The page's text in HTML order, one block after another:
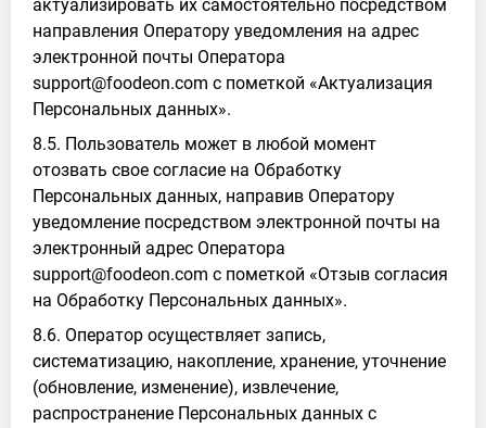
актуализировать их самостоятельно посредством
направления Оператору уведомления на адрес
электронной почты Оператора
support@foodeon.com с пометкой «Актуализация
Персональных данных».
8.5. Пользователь может в любой момент
отозвать свое согласие на Обработку
Персональных данных, направив Оператору
уведомление посредством электронной почты на
электронный адрес Оператора
support@foodeon.com с пометкой «Отзыв согласия
на Обработку Персональных данных».
8.6. Оператор осуществляет запись,
систематизацию, накопление, хранение, уточнение
(обновление, изменение), извлечение,
распространение Персональных данных с